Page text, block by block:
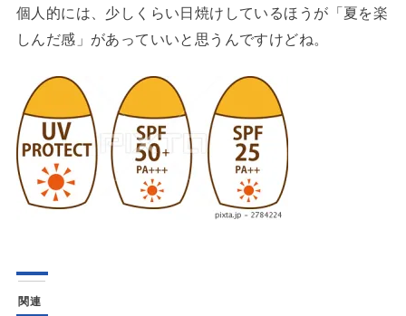
個人的には、少しくらい日焼けしているほうが「夏を楽
しんだ感」があっていいと思うんですけどね。
関連